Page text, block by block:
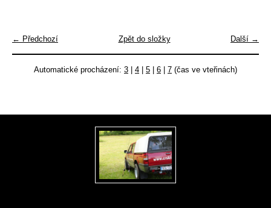
← Předchozí Další →
Zpět do složky
Automatické procházení: 3 4 5 6 7 (čas ve vteřinách)